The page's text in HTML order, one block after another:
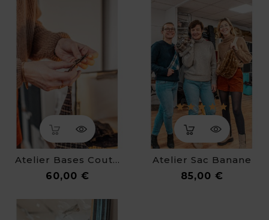
Atelier Bases Couture
60,00 €
Atelier Sac Banane
85,00 €